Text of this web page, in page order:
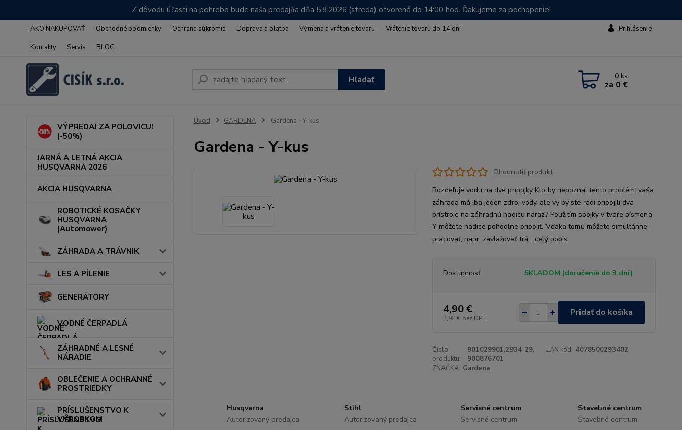
Z dôvodu účasti na pohrebe bude naša predajňa dňa 5.8.2026 (streda) otvorená do 14:00 hod. Ďakujeme za pochopenie!
AKO NAKUPOVAŤ Obchodné podmienky Ochrana súkromia Doprava a platba Výmena a vrátenie tovaru
Vrátenie tovaru do 14 dní
Kontakty
Servis BLOG
Prihlásenie
Hľadať 0 ks
za 0 €
VÝPREDAJ ZA POLOVICU!
(-50%)
JARNÁ A LETNÁ AKCIA
HUSQVARNA 2026
AKCIA HUSQVARNA
ROBOTICKÉ KOSAČKY
HUSQVARNA
(Automower)
ZÁHRADA A TRÁVNIK
LES A PÍLENIE
GENERÁTORY
VODNÉ ČERPADLÁ
ZÁHRADNÉ A LESNÉ
NÁRADIE
OBLEČENIE A OCHRANNÉ
PROSTRIEDKY
PRÍSLUŠENSTVO K
VÝROBKOM
Úvod GARDENA Gardena - Y-kus
Gardena - Y-kus
Ohodnotiť produkt
Rozdeľuje vodu na dve prípojky Kto by nepoznal tento problém: vaša
záhrada má iba jeden zdroj vody, ale vy by ste radi pripojili dva
prístroje na záhradnú hadicu naraz? Použitím spojky v tvare písmena
Y môžete hadice pohodlne pripojiť. Vďaka tomu môžete simultánne
pracovať, napr. zavlažovať trá... celý popis
Dostupnosť SKLADOM (doručenie do 3 dní)
4,90 €
3,98 € bez DPH
Pridať do košíka
Číslo
produktu:
901029901,2934-29,
900876701
EAN kód: 4078500293402
ZNAČKA: Gardena
Husqvarna
Autorizovaný predajca
Stihl
Autorizovaný predajca
Servisné centrum
Servisné centrum
Stavebné centrum
Stavebné centrum